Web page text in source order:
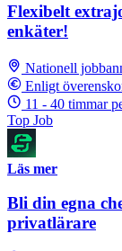
Flexibelt
enkäter!
Nationell
Enligt
11 - 40 timmar
Top Job
Läs mer
Bli din egna
privatlärare